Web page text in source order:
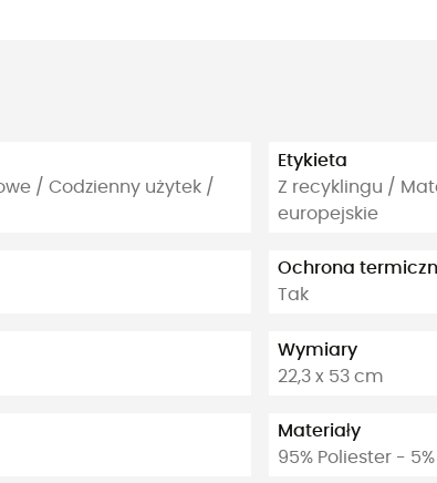
/ Codzienny użytek /
Etykieta
Z recyklingu /
europejskie
Ochrona
Tak
Wymiary
22,3 x 53 cm
Materiały
95% Poliester -